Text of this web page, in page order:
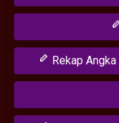
Rekap Angka